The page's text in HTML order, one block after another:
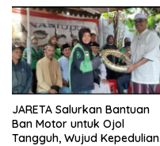
JARETA Salurkan Bantuan
Ban Motor untuk Ojol
Tangguh, Wujud Kepedulian